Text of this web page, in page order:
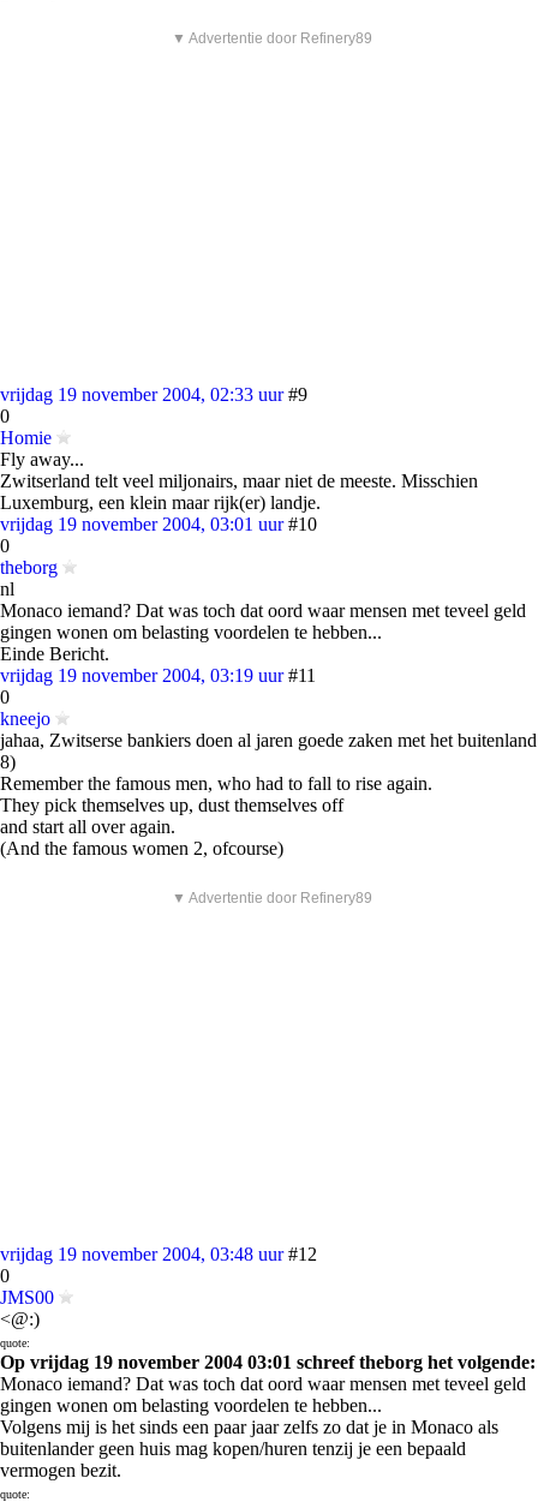
▼ Advertentie door Refinery89
vrijdag 19 november 2004, 02:33 uur #9
0
Homie
Fly away...
Zwitserland telt veel miljonairs, maar niet de meeste. Misschien
Luxemburg, een klein maar rijk(er) landje.
vrijdag 19 november 2004, 03:01 uur #10
0
theborg
nl
Monaco iemand? Dat was toch dat oord waar mensen met teveel geld
gingen wonen om belasting voordelen te hebben...
Einde Bericht.
vrijdag 19 november 2004, 03:19 uur #11
0
kneejo
jahaa, Zwitserse bankiers doen al jaren goede zaken met het buitenland
8)
Remember the famous men, who had to fall to rise again.
They pick themselves up, dust themselves off
and start all over again.
(And the famous women 2, ofcourse)
▼ Advertentie door Refinery89
vrijdag 19 november 2004, 03:48 uur #12
0
JMS00
<@:)
quote:
Op vrijdag 19 november 2004 03:01 schreef theborg het volgende:
Monaco iemand? Dat was toch dat oord waar mensen met teveel geld
gingen wonen om belasting voordelen te hebben...
Volgens mij is het sinds een paar jaar zelfs zo dat je in Monaco als
buitenlander geen huis mag kopen/huren tenzij je een bepaald
vermogen bezit.
quote: